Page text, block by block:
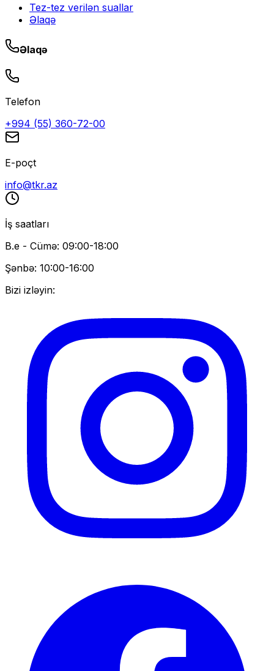
Tez-tez verilən suallar
Əlaqə
Əlaqə
Telefon
+994 (55) 360-72-00
E-poçt
info@tkr.az
İş saatları
B.e - Cümə: 09:00-18:00
Şənbə: 10:00-16:00
Bizi izləyin: